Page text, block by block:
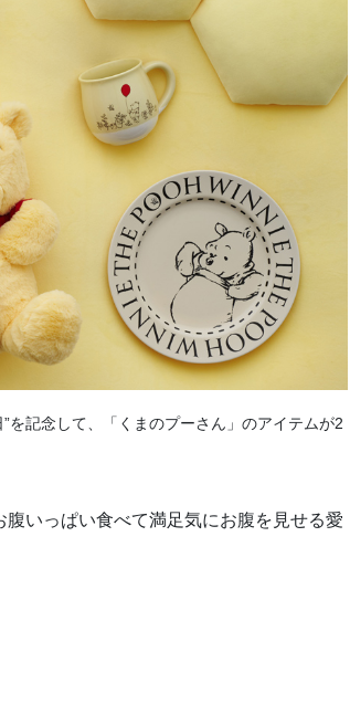
を記念して、「くまのプーさん」のアイテムが2
いっぱい食べて満足気にお腹を見せる愛